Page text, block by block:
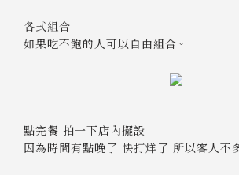
各式組合
如果吃不飽的人可以自由組合~
點完餐 拍一下店內擺設
因為時間有點晚了 快打烊了 所以客人不